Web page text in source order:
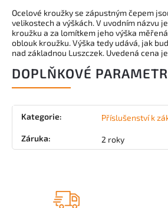
Ocelové kroužky se zápustným čepem
velikostech a výškách. V uvodním názvu
kroužku a za lomítkem jeho výška
oblouk kroužku. Výška tedy udává, jak
nad základnou Luszczek. Uvedená cena
DOPLŇKOVÉ
Kategorie: Příslušenství k
Záruka: 2 roky